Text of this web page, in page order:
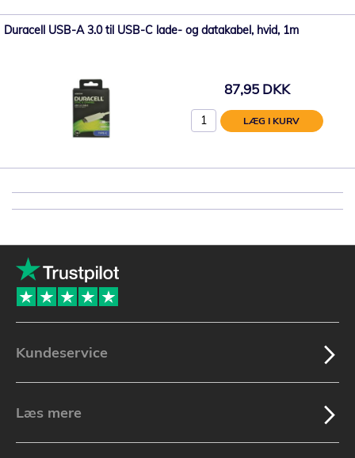
Duracell USB-A 3.0 til USB-C lade- og datakabel, hvid, 1m
87,95 DKK
LÆG I KURV
Kundeservice
Læs mere